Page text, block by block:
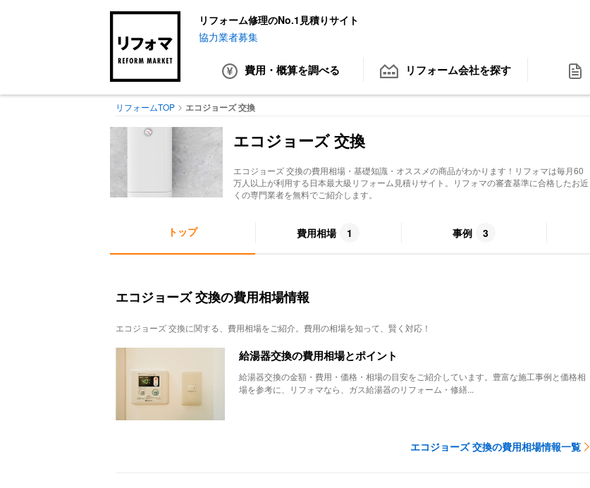
リフォーム修理のNo.1見積りサイト
協力業者募集
費用・概算を調べる リフォーム会社を探す
リフォームTOP エコジョーズ 交換
エコジョーズ 交換
エコジョーズ 交換の費用相場・基礎知識・オススメの商品がわかります！リフォマは毎月60
万人以上が利用する日本最大級リフォーム見積りサイト。リフォマの審査基準に合格したお近
くの専門業者を無料でご紹介します。
トップ 費用相場 1 事例 3
エコジョーズ 交換の費用相場情報
エコジョーズ 交換に関する、費用相場をご紹介。費用の相場を知って、賢く対応！
給湯器交換の費用相場とポイント
給湯器交換の金額・費用・価格・相場の目安をご紹介しています。豊富な施工事例と価格相
場を参考に、リフォマなら、ガス給湯器のリフォーム・修繕...
エコジョーズ 交換の費用相場情報一覧